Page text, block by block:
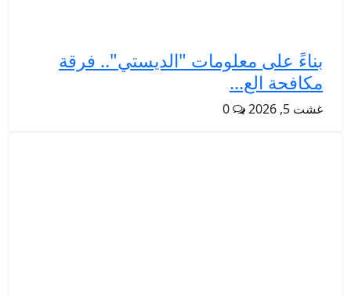
بناءً على معلومات "الديستي".. فرقة
مكافحة الع...
غشت 5, 2026 0